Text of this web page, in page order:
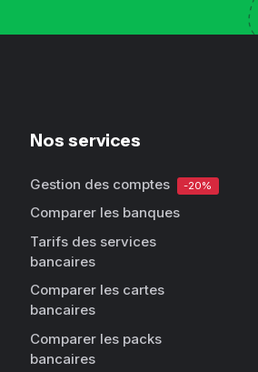
Nos services
Gestion des comptes -20%
Comparer les banques
Tarifs des services
bancaires
Comparer les cartes
bancaires
Comparer les packs
bancaires